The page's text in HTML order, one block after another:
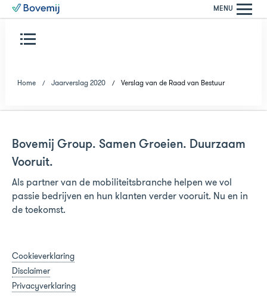
MENU
Home Jaarverslag 2020 Verslag van de Raad van Bestuur
Bovemij Group. Samen Groeien. Duurzaam
Vooruit.
Als partner van de mobiliteitsbranche helpen we vol
passie bedrijven en hun klanten verder vooruit. Nu en in
de toekomst.
Cookieverklaring
Disclaimer
Privacyverklaring